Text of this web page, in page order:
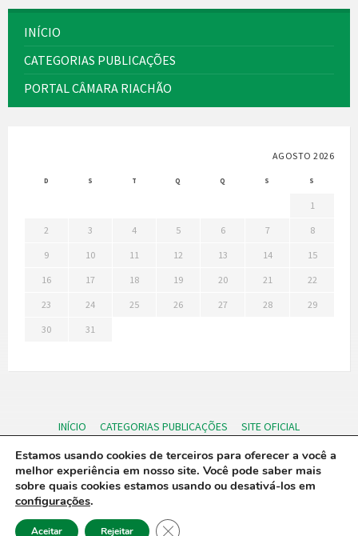
posts
INÍCIO
CATEGORIAS PUBLICAÇÕES
PORTAL CÂMARA RIACHÃO
AGOSTO 2026
D S T Q Q S S
1
2 3 4 5 6 7 8
9 10 11 12 13 14 15
16 17 18 19 20 21 22
23 24 25 26 27 28 29
30 31
INÍCIO CATEGORIAS PUBLICAÇÕES
SITE OFICIAL
© 2024 Diário Ofical Eletronico - Câmara Municipal de Riachão/PB
Estamos usando cookies de terceiros para oferecer a você a
melhor experiência em nosso site. Você pode saber mais
sobre quais cookies estamos usando ou desativá-los em
configurações.
Aceitar Rejeitar Close GDPR Cookie Banner